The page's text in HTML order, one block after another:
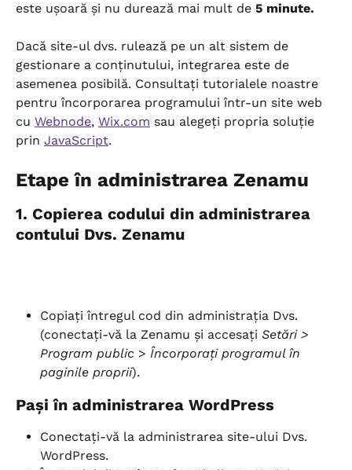
este ușoară și nu durează mai mult de 5 minute.
Dacă site-ul dvs. rulează pe un alt sistem de
gestionare a conținutului, integrarea este de
asemenea posibilă. Consultați tutorialele noastre
pentru încorporarea programului într-un site web
cu Webnode, Wix.com sau alegeți propria soluție
prin JavaScript.
Etape în administrarea Zenamu
1. Copierea codului din administrarea
contului Dvs. Zenamu
Copiați întregul cod din administrația Dvs.
(conectați-vă la Zenamu și accesați Setări >
Program public > Încorporați programul în
paginile proprii).
Pași în administrarea WordPress
Conectați-vă la administrarea site-ului Dvs.
WordPress.